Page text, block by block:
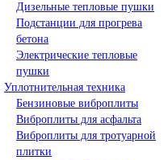
Дизельные тепловые пушки
Подстанции для прогрева
бетона
Электрические тепловые
пушки
Уплотнительная техника
Бензиновые виброплиты
Виброплиты для асфальта
Виброплиты для тротуарной
плитки